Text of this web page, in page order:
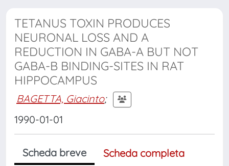
TETANUS TOXIN PRODUCES
NEURONAL LOSS AND A
REDUCTION IN GABA-A BUT NOT
GABA-B BINDING-SITES IN RAT
HIPPOCAMPUS
BAGETTA, Giacinto;
1990-01-01
Scheda breve
Scheda completa